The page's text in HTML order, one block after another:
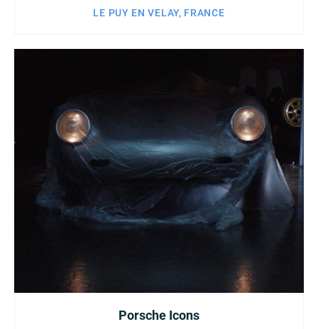
LE PUY EN VELAY, FRANCE
Porsche Icons